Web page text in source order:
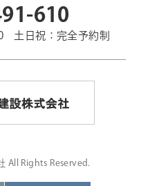
610
土日祝：完全予約制
All Rights Reserved.